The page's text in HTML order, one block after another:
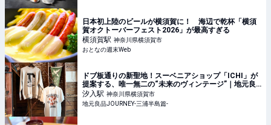
日本初上陸のビールが横須賀に！ 海辺で乾杯「横須
賀オクトーバーフェスト2026」が最高すぎる
横須賀駅 神奈川県横須賀市
おとなの週末Web
ドブ板通りの新聖地！スーベニアショップ「ICHI」が
提案する、唯一無二の“未来のヴィンテージ”｜地元良
品JOURNEY-三浦半島篇-
汐入駅 神奈川県横須賀市
地元良品JOURNEY-三浦半島篇-